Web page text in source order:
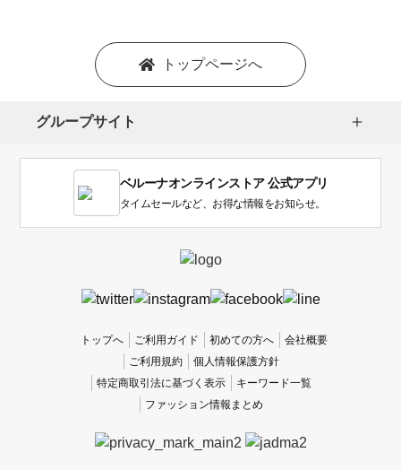
トップページへ
グループサイト
ベルーナオンラインストア 公式アプリ
タイムセールなど、お得な情報をお知らせ。
トップへ ご利用ガイド 初めての方へ
会社概要
ご利用規約
個人情報保護方針
特定商取引法に基づく表示
キーワード一覧
ファッション情報まとめ